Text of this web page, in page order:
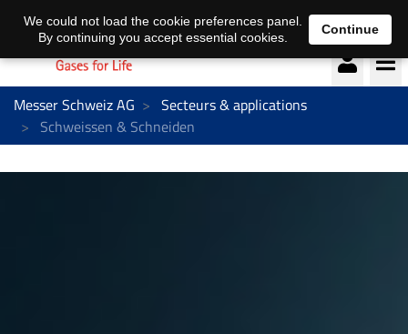
Deutsch français
Messer Schweiz AG
Secteurs & applications
Schweissen & Schneiden
We could not load the cookie preferences panel.
By continuing you accept essential cookies.
Continue